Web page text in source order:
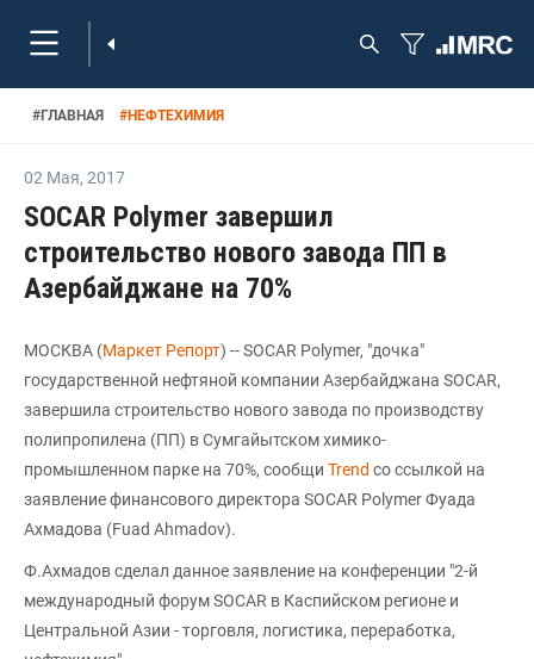
#ГЛАВНАЯ #НЕФТЕХИМИЯ
02 Мая, 2017
SOCAR Polymer завершил
строительство нового завода ПП в
Азербайджане на 70%
МОСКВА (Маркет Репорт) -- SOCAR Polymer, "дочка"
государственной нефтяной компании Азербайджана SOCAR,
завершила строительство нового завода по производству
полипропилена (ПП) в Сумгайытском химико-
промышленном парке на 70%, сообщи Trend со ссылкой на
заявление финансового директора SOCAR Polymer Фуада
Ахмадова (Fuad Ahmadov).
Ф.Ахмадов сделал данное заявление на конференции "2-й
международный форум SOCAR в Каспийском регионе и
Центральной Азии - торговля, логистика, переработка,